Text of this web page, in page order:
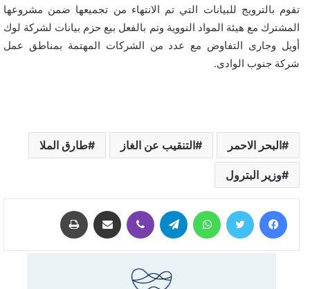
تقوم بالترويج للبيانات التي تم الانتهاء من تجميعها ضمن مشروعها
المشترك مع هيئة المواد النووية وتم بالفعل بيع حزم بيانات لشركة لوك
أويل وجارى التفاوض مع عدد من الشركات المهتمة بمناطق عمل
شركة جنوب الوادى.
البحر الاحمر التنقيب عن الغاز طارق الملا
وزير البترول
فيسبوك تويتر واتساب تيلقرام ڤايبر مشاركة عبر البريد